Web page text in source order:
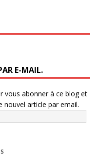
E-MAIL.
vous abonner à ce blog et
nouvel article par email.